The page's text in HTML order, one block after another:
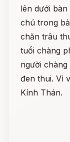
lên dưới
chú trong
chăn trâu
tuổi chàng
người
đen thui. Vì
Kính Thán.